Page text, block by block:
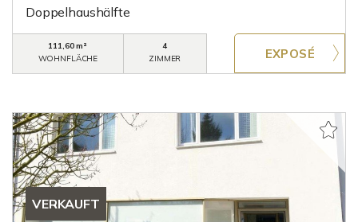
Doppelhaushälfte
111,60 m²
WOHNFLÄCHE
4
ZIMMER
VERKAUFT